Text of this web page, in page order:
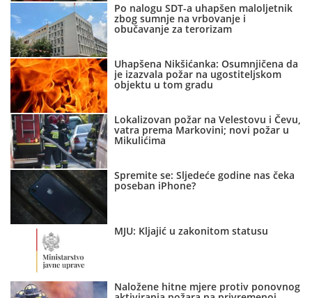
Po nalogu SDT-a uhapšen maloljetnik
zbog sumnje na vrbovanje i
obučavanje za terorizam
Uhapšena Nikšićanka: Osumnjičena da
je izazvala požar na ugostiteljskom
objektu u tom gradu
Lokalizovan požar na Velestovu i Čevu,
vatra prema Markovini; novi požar u
Mikulićima
Spremite se: Sljedeće godine nas čeka
poseban iPhone?
MJU: Kljajić u zakonitom statusu
Naložene hitne mjere protiv ponovnog